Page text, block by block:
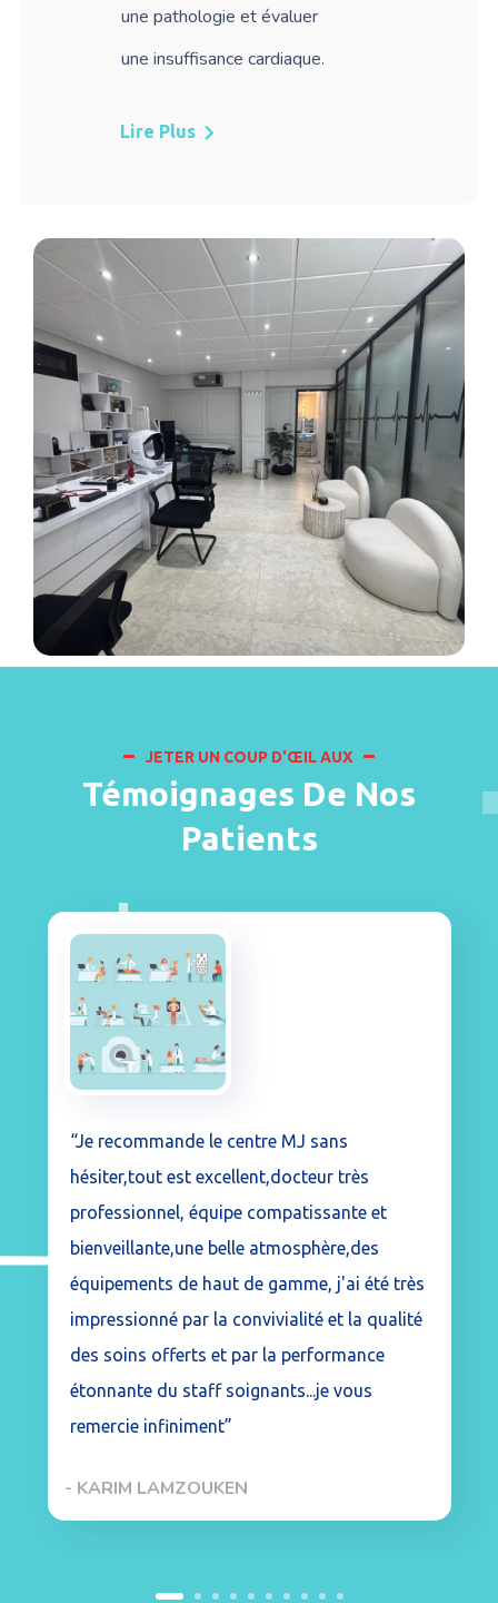
une pathologie etévaluer
une insuffisance cardiaque.
Lire Plus
JETER UN COUP D'ŒIL AUX
Témoignages De Nos
Patients
“Je recommande le centre MJ sans
hésiter,tout est excellent,docteur très
professionnel, équipe compatissante et
bienveillante,une belle atmosphère,des
équipements de haut de gamme, j'ai été très
impressionné par la convivialité et la qualité
des soins offerts et par la performance
étonnante du staff soignants...je vous
remercie infiniment”
- KARIM LAMZOUKEN